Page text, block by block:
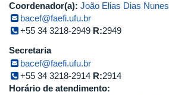
Coordenador(a): João Elias Dias Nunes
bacef@faefi.ufu.br
+55 34 3218-2949 R:2949
Secretaria
bacef@faefi.ufu.br
+55 34 3218-2914 R:2914
Horário de atendimento: